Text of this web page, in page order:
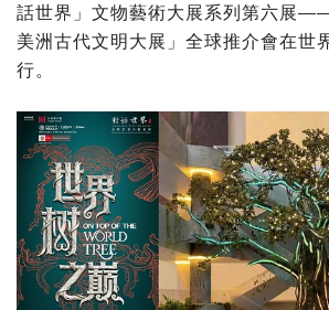
話世界」文物藝術大展系列第六展
美洲古代文明大展」全球推介會在世
行。